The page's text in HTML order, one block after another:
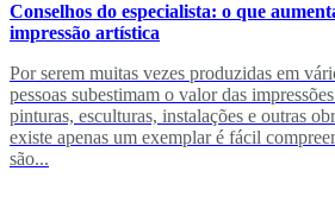
Conselhos do especialista: o que
impressão artística
Por serem muitas vezes produzidas em
pessoas subestimam o valor das
pinturas, esculturas, instalações e outras
existe apenas um exemplar é fácil
são...